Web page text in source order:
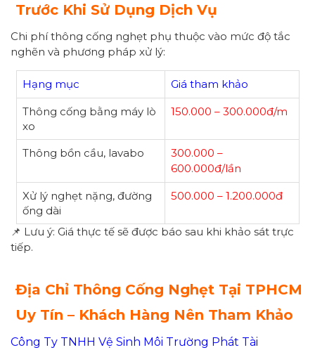
Trước Khi Sử Dụng Dịch Vụ
Chi phí thông cống nghẹt phụ thuộc vào mức độ tắc
nghẽn và phương pháp xử lý:
Hạng mục Giá tham khảo
Thông cống bằng máy lò
xo
150.000 – 300.000đ/m
Thông bồn cầu, lavabo
300.000 –
600.000đ/lần
Xử lý nghẹt nặng, đường
ống dài
500.000 – 1.200.000đ
📌 Lưu ý: Giá thực tế sẽ được báo sau khi khảo sát trực
tiếp.
Địa Chỉ Thông Cống Nghẹt Tại TPHCM
Uy Tín – Khách Hàng Nên Tham Khảo
Công Ty TNHH Vệ Sinh Môi Trường Phát Tài